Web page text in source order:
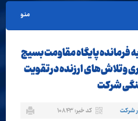
منو
فرمانده پایگاه مقاومت بسیج
و تلاش‌های ارزنده در تقویت
شرکت
شرکت کد خبر: ۱۰۸۴۳